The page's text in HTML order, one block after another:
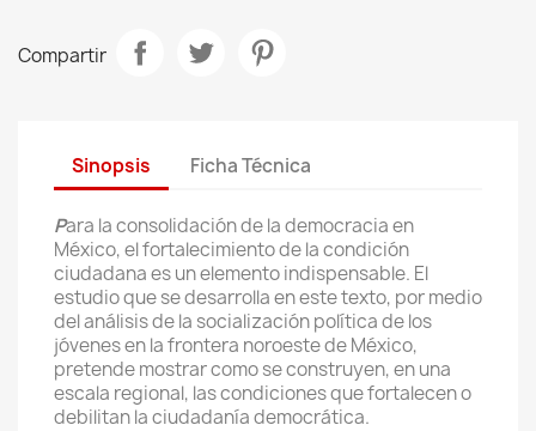
Compartir
Sinopsis Ficha Técnica
Para la consolidación de la democracia en
México, el fortalecimiento de la condición
ciudadana es un elemento indispensable. El
estudio que se desarrolla en este texto, por medio
del análisis de la socialización política de los
jóvenes en la frontera noroeste de México,
pretende mostrar como se construyen, en una
escala regional, las condiciones que fortalecen o
debilitan la ciudadanía democrática.